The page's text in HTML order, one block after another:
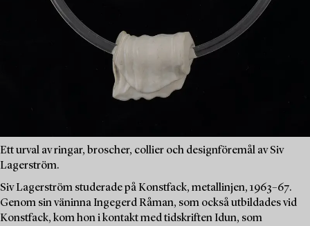
Ett urval av ringar, broscher, collier och designföremål av Siv
Lagerström.
Siv Lagerström studerade på Konstfack, metallinjen, 1963–67.
Genom sin väninna Ingegerd Råman, som också utbildades vid
Konstfack, kom hon i kontakt med tidskriften Idun, som